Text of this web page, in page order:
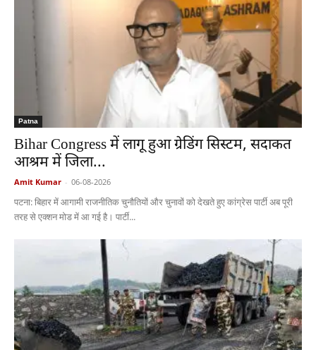
Patna
Bihar Congress में लागू हुआ ग्रेडिंग सिस्टम, सदाकत
आश्रम में जिला...
Amit Kumar - 06-08-2026
पटना: बिहार में आगामी राजनीतिक चुनौतियों और चुनावों को देखते हुए कांग्रेस पार्टी अब पूरी
तरह से एक्शन मोड में आ गई है। पार्टी...